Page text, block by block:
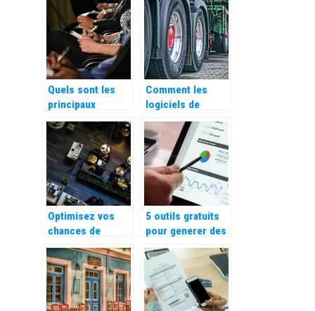
accrocheur :
comment faire ?
Quels sont les
principaux
composants
d’une formation
mixte ?
Comment les
logiciels de
transport et de
logistique
peuvent
rationaliser votre
activite ?
Optimisez vos
chances de
gagner encore
plus avec votre
hotel !
5 outils gratuits
pour generer des
mots cles